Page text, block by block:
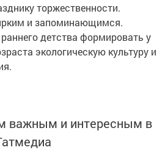
торжественности.
и запоминающимся.
детства формировать у
экологическую культуру и
важным и интересным в